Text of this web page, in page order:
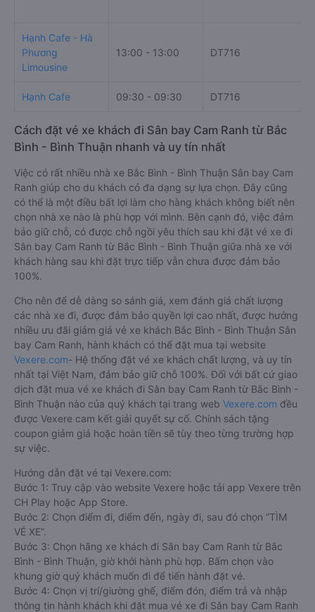
Hạnh Cafe - Hà
Phương
Limousine
13:00 - 13:00 DT716
Hạnh Cafe 09:30 - 09:30 DT716
Cách đặt vé xe khách đi Sân bay Cam Ranh từ Bắc
Bình - Bình Thuận nhanh và uy tín nhất
Việc có rất nhiều nhà xe Bắc Bình - Bình Thuận Sân bay Cam
Ranh giúp cho du khách có đa dạng sự lựa chọn. Đây cũng
có thể là một điều bất lợi làm cho hàng khách không biết nên
chọn nhà xe nào là phù hợp với mình. Bên cạnh đó, việc đảm
bảo giữ chỗ, có được chỗ ngồi yêu thích sau khi đặt vé xe đi
Sân bay Cam Ranh từ Bắc Bình - Bình Thuận giữa nhà xe với
khách hàng sau khi đặt trực tiếp vẫn chưa được đảm bảo
100%.
Cho nên để dễ dàng so sánh giá, xem đánh giá chất lượng
các nhà xe đi, được đảm bảo quyền lợi cao nhất, được hưởng
nhiều ưu đãi giảm giá vé xe khách Bắc Bình - Bình Thuận Sân
bay Cam Ranh, hành khách có thể đặt mua tại website
Vexere.com- Hệ thống đặt vé xe khách chất lượng, và uy tín
nhất tại Việt Nam, đảm bảo giữ chỗ 100%. Đối với bất cứ giao
dịch đặt mua vé xe khách đi Sân bay Cam Ranh từ Bắc Bình -
Bình Thuận nào của quý khách tại trang web Vexere.com đều
được Vexere cam kết giải quyết sự cố. Chính sách tặng
coupon giảm giá hoặc hoàn tiền sẽ tùy theo từng trường hợp
sự việc.
Hướng dẫn đặt vé tại Vexere.com:
Bước 1: Truy cập vào website Vexere hoặc tải app Vexere trên
CH Play hoặc App Store.
Bước 2: Chọn điểm đi, điểm đến, ngày đi, sau đó chọn “TÌM
VÉ XE”.
Bước 3: Chọn hãng xe khách đi Sân bay Cam Ranh từ Bắc
Bình - Bình Thuận, giờ khởi hành phù hợp. Bấm chọn vào
khung giờ quý khách muốn đi để tiến hành đặt vé.
Bước 4: Chọn vị trí/giường ghế, điểm đón, điểm trả và nhập
thông tin hành khách khi đặt mua vé xe đi Sân bay Cam Ranh